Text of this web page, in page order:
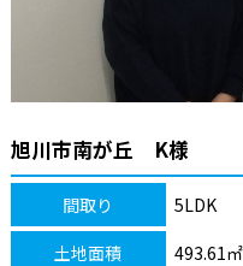
旭川市南が丘 K様
間取り 5LDK
土地面積 493.61㎡